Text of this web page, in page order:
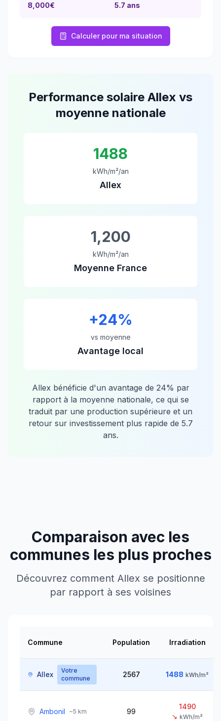
8,000€
5.7 ans
Calculer pour ma situation
Performance solaire Allex vs
moyenne nationale
1488
kWh/m²/an
Allex
1,200
kWh/m²/an
Moyenne France
+24%
vs moyenne
Avantage local
Allexbénéficie d'un avantage de 24% par
rapport à la moyenne nationale, ce qui se
traduit par une production supérieure et un
retour sur investissement plus rapide de 5.7
ans.
Comparaison avec les
communes les plus proches
Découvrez comment Allex se positionne
par rapport à ses voisines
Commune Population Irradiation
Allex
Votre
commune
2567 1488 kWh/m²
Ambonil ~5 km 99
1490
↘ kWh/m²